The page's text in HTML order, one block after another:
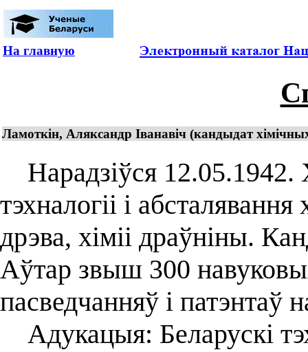
На главную
Ламоткін, Аляксандр Іванавіч (кандыдат
Нарадзіўся 12.05.1942.
тэхналогіі і
дрэва, хіміі драўніны.
Аўтар звыш 300
пасведчанняў і патэнтаў
Адукацыя: Беларускі